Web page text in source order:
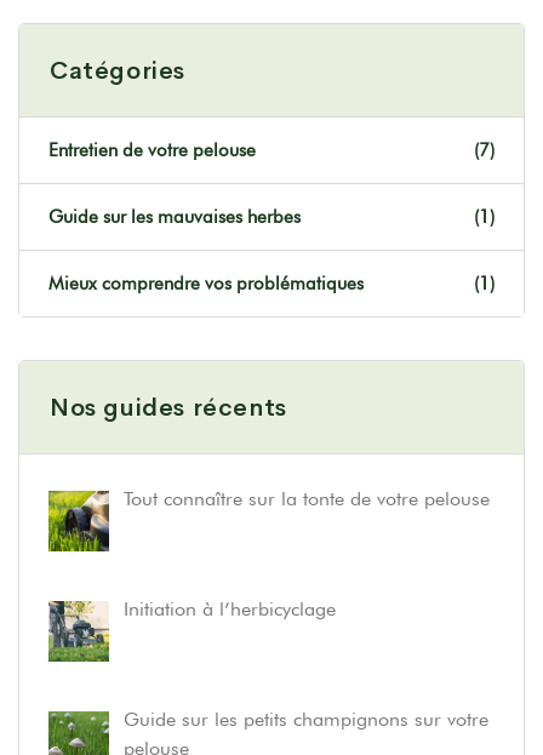
Catégories
Entretien de votre pelouse (7)
Guide sur les mauvaises herbes (1)
Mieux comprendre vos problématiques (1)
Nos guides récents
Tout connaître sur la tonte de votre pelouse
Initiation à l’herbicyclage
Guide sur les petits champignons sur votre
pelouse